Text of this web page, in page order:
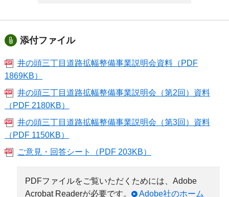
添付ファイル
井の頭三丁目道路拡幅整備事業説明会資料（PDF
1869KB）
井の頭三丁目道路拡幅整備事業説明会（第2回）資料
（PDF 2180KB）
井の頭三丁目道路拡幅整備事業説明会（第3回）資料
（PDF 1150KB）
ご意見・回答シート（PDF 203KB）
PDFファイルをご覧いただくためには、Adobe
Acrobat Readerが必要です。
Adobe社のホーム